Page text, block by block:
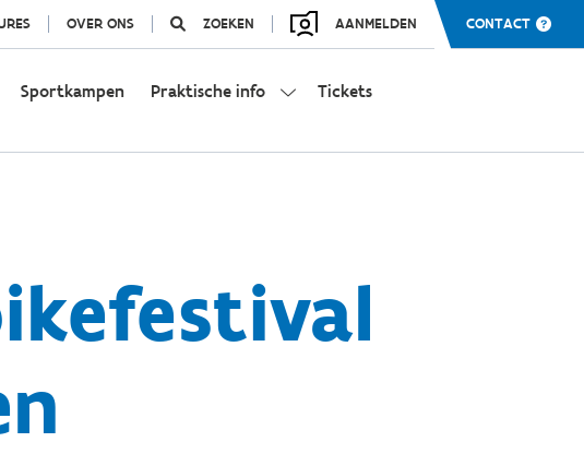
OVER ONS ZOEKEN AANMELDEN CONTACT
Sportkampen Praktische info Tickets